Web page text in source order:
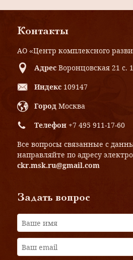
Контакты
АО «Центр комплексного
Адрес Воронцовская 21 с. 1
Индекс 109147
Город Москва
Телефон +7 495 911-17-60
Все вопросы связанные с
направляйте по адресу
ckr.msk.ru@gmail.com
Задать вопрос